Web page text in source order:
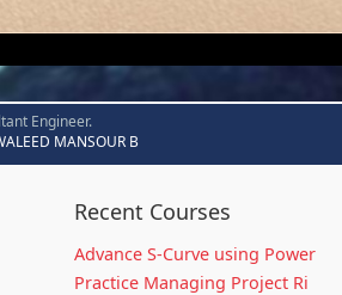
Engineer.
MANSOUR B
Recent Courses
Advance S-Curve using Power
Practice Managing Project Ri